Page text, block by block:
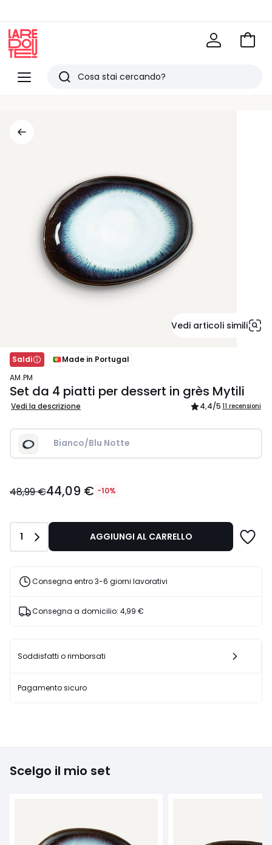
Menu
Redoute
Ricerca
Vai
Vedi articoli simili
Saldi
Made in Portugal
AM.PM
Set da 4 piatti per dessert in grès Mytili
Vedi la descrizione 4,4/5 11 recensioni
Bianco/Blu Notte
€
10%
sconto
applicato.
48,99 €44,09 € -10%
Quantità
1 AGGIUNGI AL CARRELLO
Consegna entro 3-6 giorni lavorativi
Consegna a domicilio: 4,99 €
Soddisfatti o rimborsati
Pagamento sicuro
Scelgo il mio set